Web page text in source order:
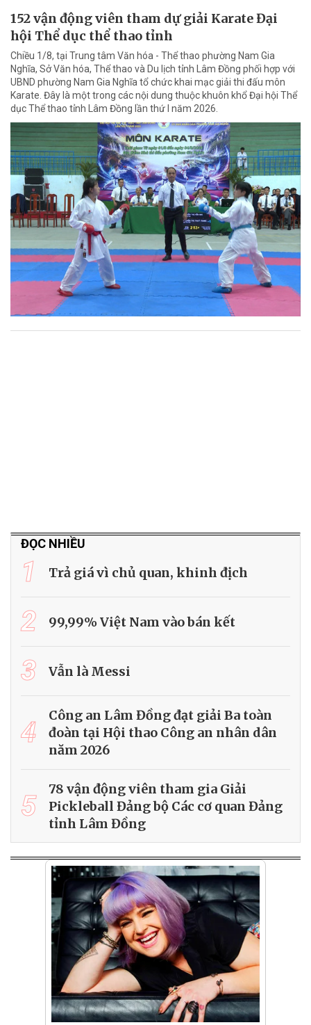
152 vận động viên tham dự giải Karate Đại
hội Thể dục thể thao tỉnh
Chiều 1/8, tại Trung tâm Văn hóa - Thể thao phường Nam Gia
Nghĩa, Sở Văn hóa, Thể thao và Du lịch tỉnh Lâm Đồng phối hợp với
UBND phường Nam Gia Nghĩa tổ chức khai mạc giải thi đấu môn
Karate. Đây là một trong các nội dung thuộc khuôn khổ Đại hội Thể
dục Thể thao tỉnh Lâm Đồng lần thứ I năm 2026.
ĐỌC NHIỀU
1 Trả giá vì chủ quan, khinh địch
2 99,99% Việt Nam vào bán kết
3 Vẫn là Messi
4
Công an Lâm Đồng đạt giải Ba toàn
đoàn tại Hội thao Công an nhân dân
năm 2026
5
78 vận động viên tham gia Giải
Pickleball Đảng bộ Các cơ quan Đảng
tỉnh Lâm Đồng